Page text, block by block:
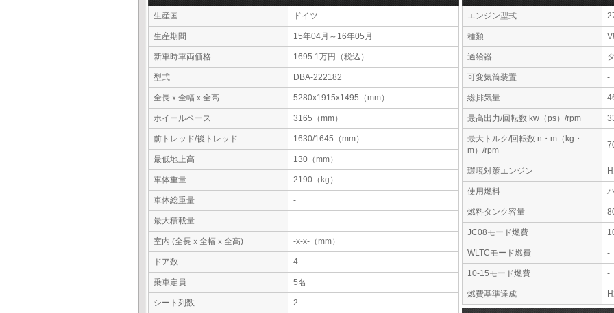
生産国 ドイツ
生産期間 15年04月～16年05月
新車時車両価格 1695.1万円（税込）
型式 DBA-222182
全長ｘ全幅ｘ全高 5280x1915x1495（mm）
ホイールベース 3165（mm）
前トレッド/後トレッド 1630/1645（mm）
最低地上高 130（mm）
車体重量 2190（kg）
車体総重量 -
最大積載量 -
室内 (全長ｘ全幅ｘ全高) -x-x-（mm）
ドア数 4
乗車定員 5名
シート列数 2
エンジン型式
種類
過給器
可変気筒装置 -
総排気量
最高出力/回転数 kw（ps）/rpm
最大トルク/回転数 n・m（kg・
m）/rpm
環境対策エンジン
使用燃料
燃料タンク容量
JC08モード燃費
WLTCモード燃費 -
10-15モード燃費 -
燃費基準達成